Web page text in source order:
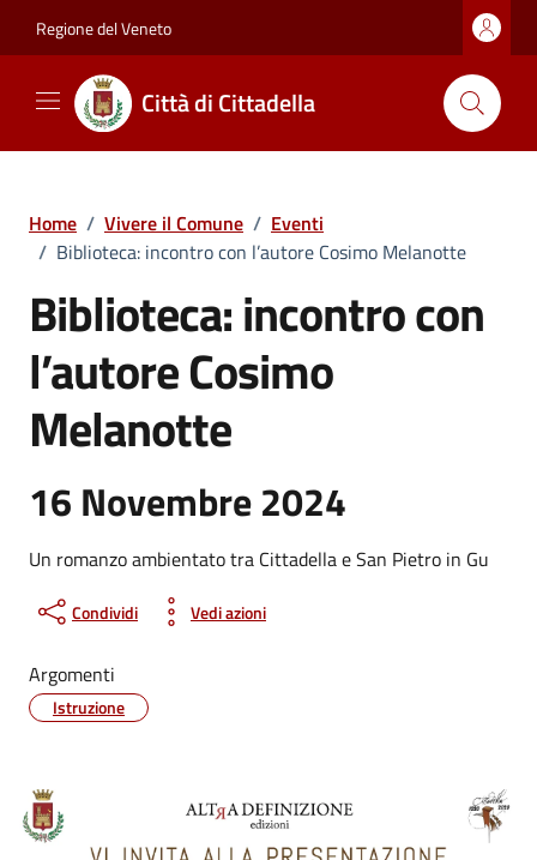
Regione del Veneto
Città di Cittadella
Home / Vivere il Comune / Eventi
/ Biblioteca: incontro con l’autore Cosimo Melanotte
Biblioteca: incontro con
l’autore Cosimo
Melanotte
16 Novembre 2024
Un romanzo ambientato tra Cittadella e San Pietro in Gu
Condividi Vedi azioni
Argomenti
Istruzione